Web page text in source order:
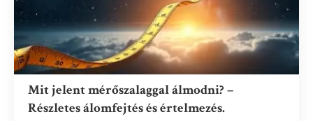
Mit jelent mérőszalaggal álmodni? –
Részletes álomfejtés és értelmezés.